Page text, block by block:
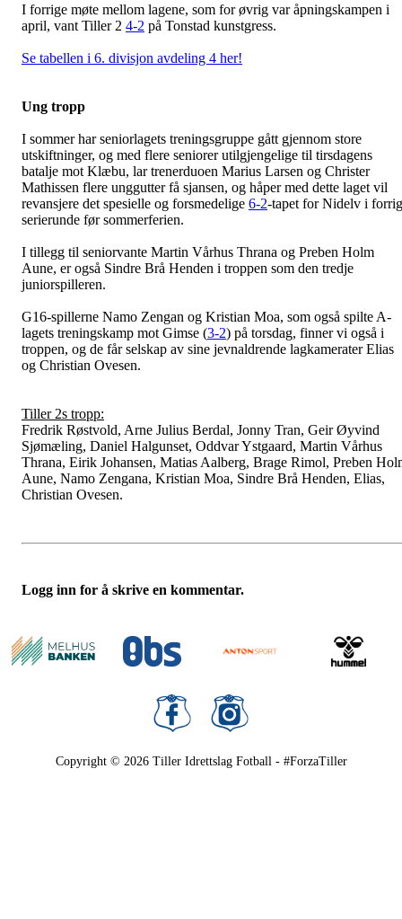
I forrige møte mellom lagene, som for øvrig var åpningskampen i
april, vant Tiller 2 4-2 på Tonstad kunstgress.
Se tabellen i 6. divisjon avdeling 4 her!
Ung tropp
I sommer har seniorlagets treningsgruppe gått gjennom store
utskiftninger, og med flere seniorer utilgjengelige til tirsdagens
batalje mot Klæbu, lar trenerduoen Marius Larsen og Christer
Mathissen flere unggutter få sjansen, og håper med dette laget vil
revansjere det spesielle og forsmedelige 6-2-tapet for Nidelv i
serierunde før sommerferien.
I tillegg til seniorvante Martin Vårhus Thrana og Preben Holm
Aune, er også Sindre Brå Henden i troppen som den tredje
juniorspilleren.
G16-spillerne Namo Zengan og Kristian Moa, som også spilte A-
lagets treningskamp mot Gimse (3-2) på torsdag, finner vi også i
troppen, og de får selskap av sine jevnaldrende lagkamerater Elias
og Christian Ovesen.
Tiller 2s tropp:
Fredrik Røstvold, Arne Julius Berdal, Jonny Tran, Geir Øyvind
Sjømæling, Daniel Halgunset, Oddvar Ystgaard, Martin Vårhus
Thrana, Eirik Johansen, Matias Aalberg, Brage Rimol, Preben
Aune, Namo Zengana, Kristian Moa, Sindre Brå Henden, Elias,
Christian Ovesen.
Logg inn for å skrive en kommentar.
Copyright © 2026 Tiller Idrettslag Fotball - #ForzaTiller